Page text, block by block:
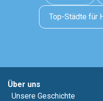
Top-Städte für
Über uns
Unsere Geschichte